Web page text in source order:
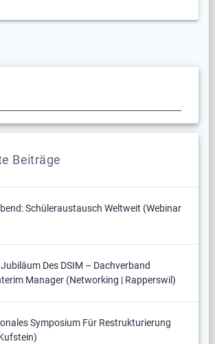
Beiträge
Schüleraustausch Weltweit (Webinar
Des DSIM – Dachverband
Manager (Networking | Rapperswil)
Symposium Für Restrukturierung